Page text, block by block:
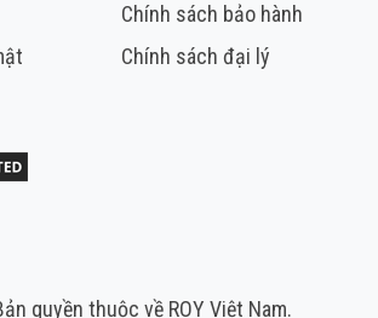
Chính sách bảo hành
Chính sách đại lý
quyền thuộc về ROY Việt Nam.